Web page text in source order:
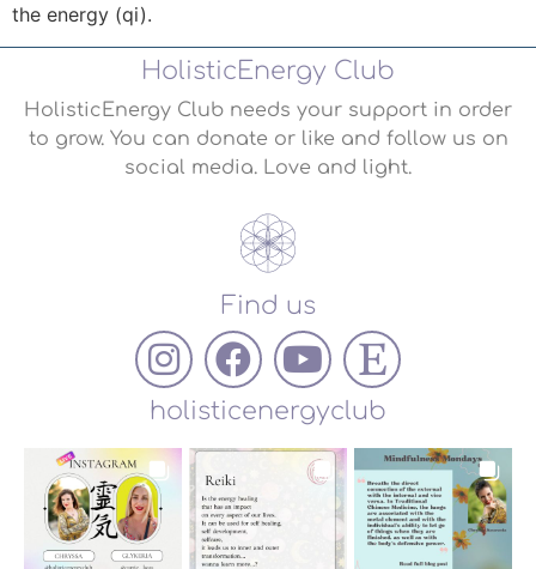
the energy (qi).
HolisticEnergy Club
HolisticEnergy Club needs your support in order
to grow. You can donate or like and follow us on
social media. Love and light.
Find us
holisticenergyclub